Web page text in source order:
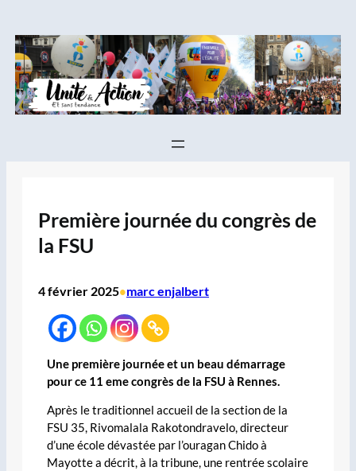
au
contenu
Première journée du congrès de
la FSU
4 février 2025•marc enjalbert
Une première journée et un beau démarrage
pour ce 11 eme congrès de la FSU à Rennes.
Après le traditionnel accueil de la section de la
FSU 35, Rivomalala Rakotondravelo, directeur
d’une école dévastée par l’ouragan Chido à
Mayotte a décrit, à la tribune, une rentrée scolaire